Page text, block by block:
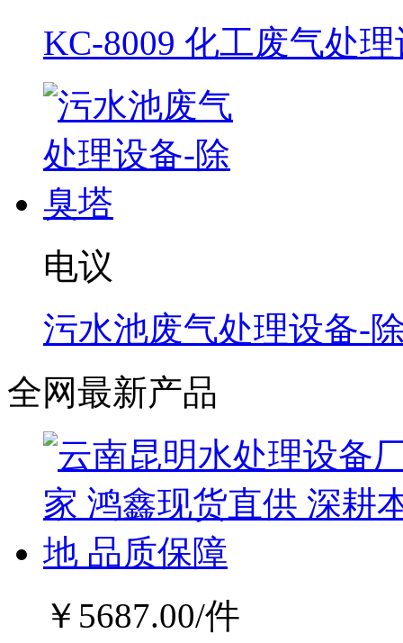
KC-8009 化工废气处
电议
污水池废气处理设备-
全网最新产品
￥ 5687.00/件